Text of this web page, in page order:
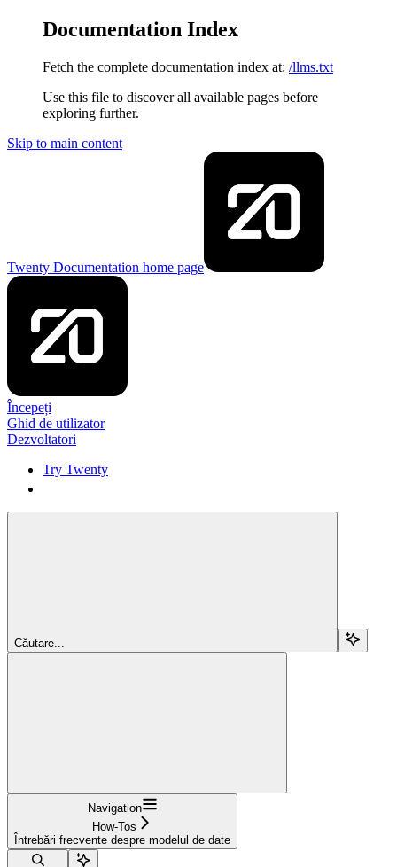
Documentation Index
Fetch the complete documentation index at: /llms.txt
Use this file to discover all available pages before
exploring further.
Skip to main content
Twenty Documentation home page
Începeți
Ghid de utilizator
Dezvoltatori
Try Twenty
Căutare...
Navigation
How-Tos
Întrebări frecvente despre modelul de date